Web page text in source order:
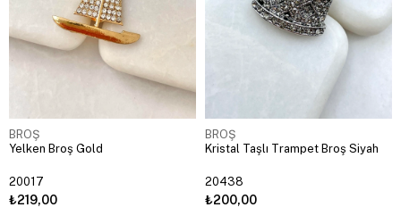
BROŞ
Yelken Broş Gold
20017
₺219,00
BROŞ
Kristal Taşlı Trampet Broş Siyah
20438
₺200,00